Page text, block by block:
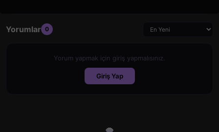
Yorumlar 0
Yorum yapmak için giriş yapmalısınız.
Giriş Yap